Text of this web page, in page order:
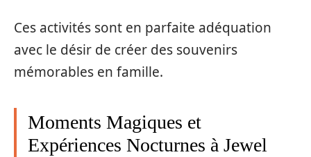
Ces activités sont en parfaite adéquation
avec le désir de créer des souvenirs
mémorables en famille.
Moments Magiques et
Expériences Nocturnes à Jewel